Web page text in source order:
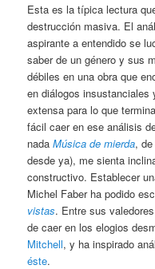
Esta es la típica lectura
destrucción masiva. El
aspirante a entendido se
saber de un género y sus
débiles en una obra que
en diálogos insustanciales
extensa para lo que
fácil caer en ese análisis
nadaMúsica de mierda,
desde ya), me sienta
constructivo. Establecer
Michel Faber ha podido
vistas. Entre sus
de caer en los elogios
Mitchell, y ha inspirado
éste.